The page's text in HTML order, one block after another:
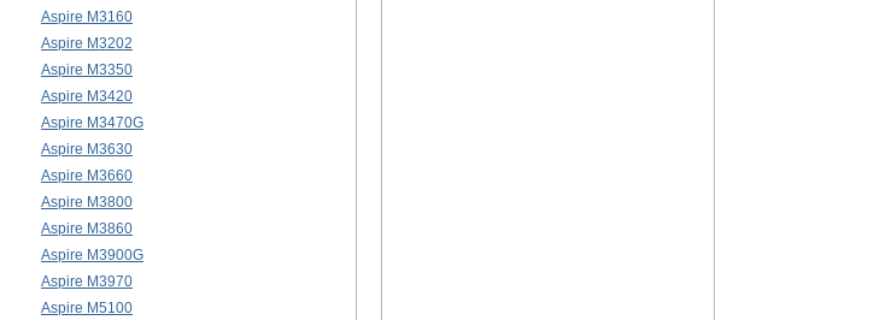
Aspire M3160
Aspire M3202
Aspire M3350
Aspire M3420
Aspire M3470G
Aspire M3630
Aspire M3660
Aspire M3800
Aspire M3860
Aspire M3900G
Aspire M3970
Aspire M5100